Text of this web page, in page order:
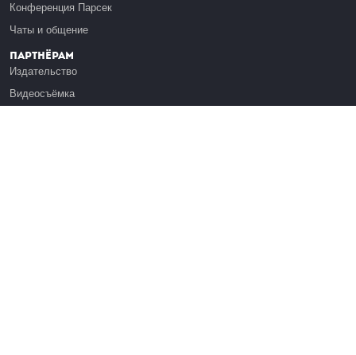
Конференция Парсек
Чаты и общение
Партнёрам
Издательство
Видеосъёмка